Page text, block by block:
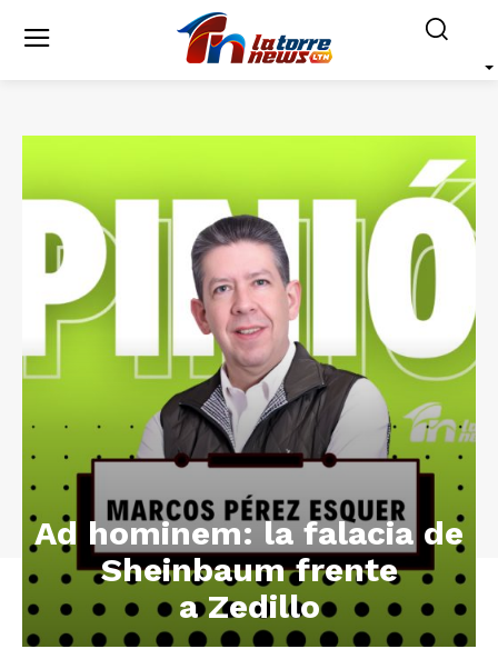
Ad hominem: la falacia de
Sheinbaum frente
a Zedillo